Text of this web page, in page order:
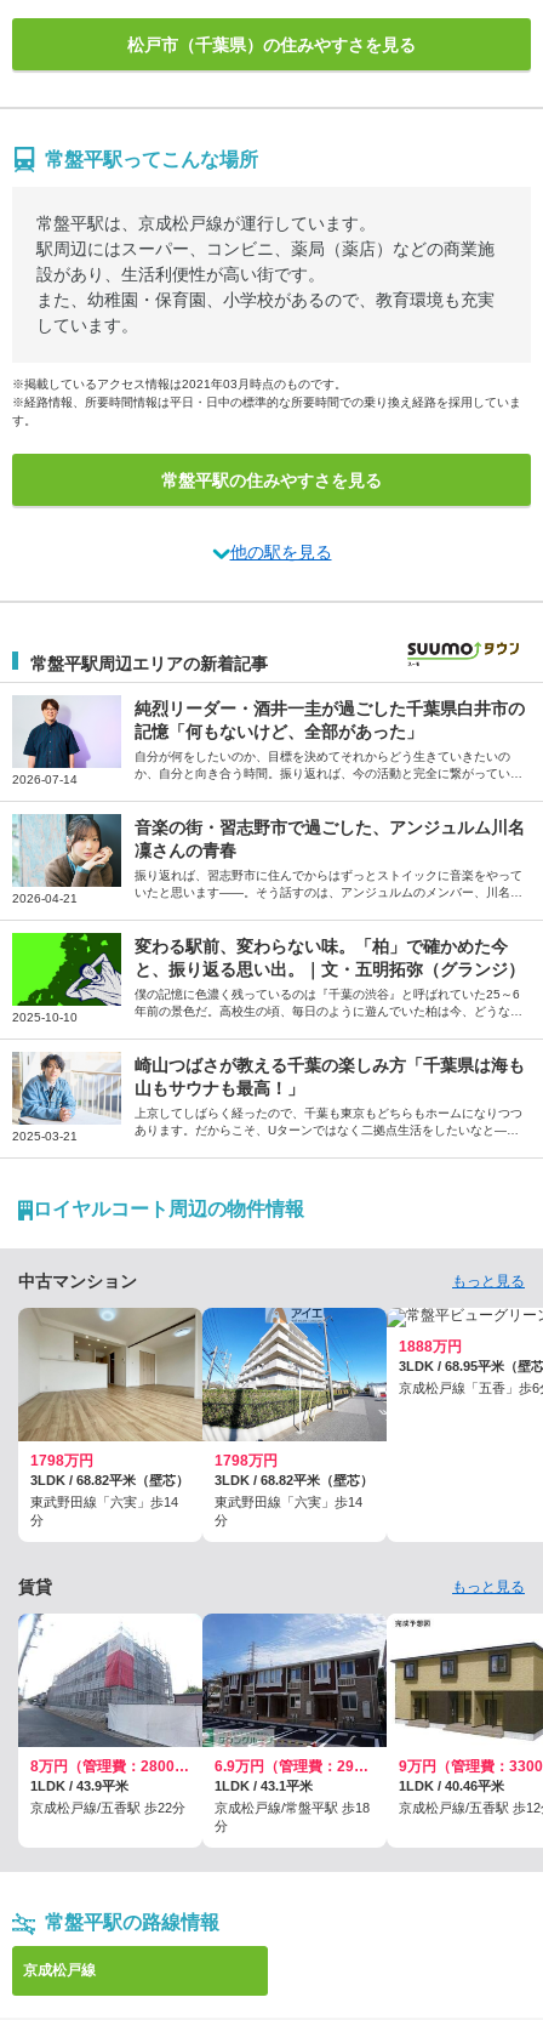
松戸市（千葉県）の住みやすさを見る
常盤平駅ってこんな場所
常盤平駅は、京成松戸線が運行しています。
駅周辺にはスーパー、コンビニ、薬局（薬店）などの商業施
設があり、生活利便性が高い街です。
また、幼稚園・保育園、小学校があるので、教育環境も充実
しています。
※掲載しているアクセス情報は2021年03月時点のものです。
※経路情報、所要時間情報は平日・日中の標準的な所要時間での乗り換え経路を採用していま
す。
常盤平駅の住みやすさを見る
他の駅を見る
常盤平駅周辺エリアの新着記事
2026-07-14
純烈リーダー・酒井一圭が過ごした千葉県白井市の
記憶「何もないけど、全部があった」
自分が何をしたいのか、目標を決めてそれからどう生きていきたいの
か、自分と向き合う時間。振り返れば、今の活動と完全に繋がっていま
2026-04-21
音楽の街・習志野市で過ごした、アンジュルム川名
凜さんの青春
振り返れば、習志野市に住んでからはずっとストイックに音楽をやって
いたと思います――。そう話すのは、アンジュルムのメンバー、川名凜
2025-10-10
変わる駅前、変わらない味。「柏」で確かめた今
と、振り返る思い出。｜文・五明拓弥（グランジ）
僕の記憶に色濃く残っているのは『千葉の渋谷』と呼ばれていた25～6
年前の景色だ。高校生の頃、毎日のように遊んでいた柏は今、どうなっ
らないものについて綴っていただきました。
2025-03-21
崎山つばさが教える千葉の楽しみ方「千葉県は海も
山もサウナも最高！」
上京してしばらく経ったので、千葉も東京もどちらもホームになりつつ
あります。だからこそ、Uターンではなく二拠点生活をしたいなと―
ロイヤルコート周辺の物件情報
中古マンション もっと見る
1798万円
3LDK / 68.82平米（壁芯）
東武野田線「六実」歩14
分
1798万円
3LDK / 68.82平米（壁芯）
東武野田線「六実」歩14
分
1888万円
3LDK / 68.95平米（壁
京成松戸線「五香」歩6
賃貸 もっと見る
8万円（管理費：2800円）
1LDK / 43.9平米
京成松戸線/五香駅 歩22分
6.9万円（管理費：2900円）
1LDK / 43.1平米
京成松戸線/常盤平駅 歩18
分
1LDK / 40.46平米
京成松戸線/五香駅 歩12
常盤平駅の路線情報
京成松戸線